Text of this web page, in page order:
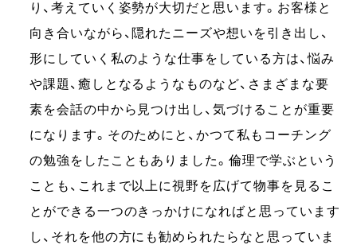
り、考えていく姿勢が大切だと思います。お客様と
向き合いながら、隠れたニーズや想いを引き出し、
形にしていく私のような仕事をしている方は、悩み
や課題、癒しとなるようなものなど、さまざまな要
素を会話の中から見つけ出し、気づけることが重要
になります。そのためにと、かつて私もコーチング
の勉強をしたこともありました。倫理で学ぶという
ことも、これまで以上に視野を広げて物事を見るこ
とができる一つのきっかけになればと思っています
し、それを他の方にも勧められたらなと思っていま